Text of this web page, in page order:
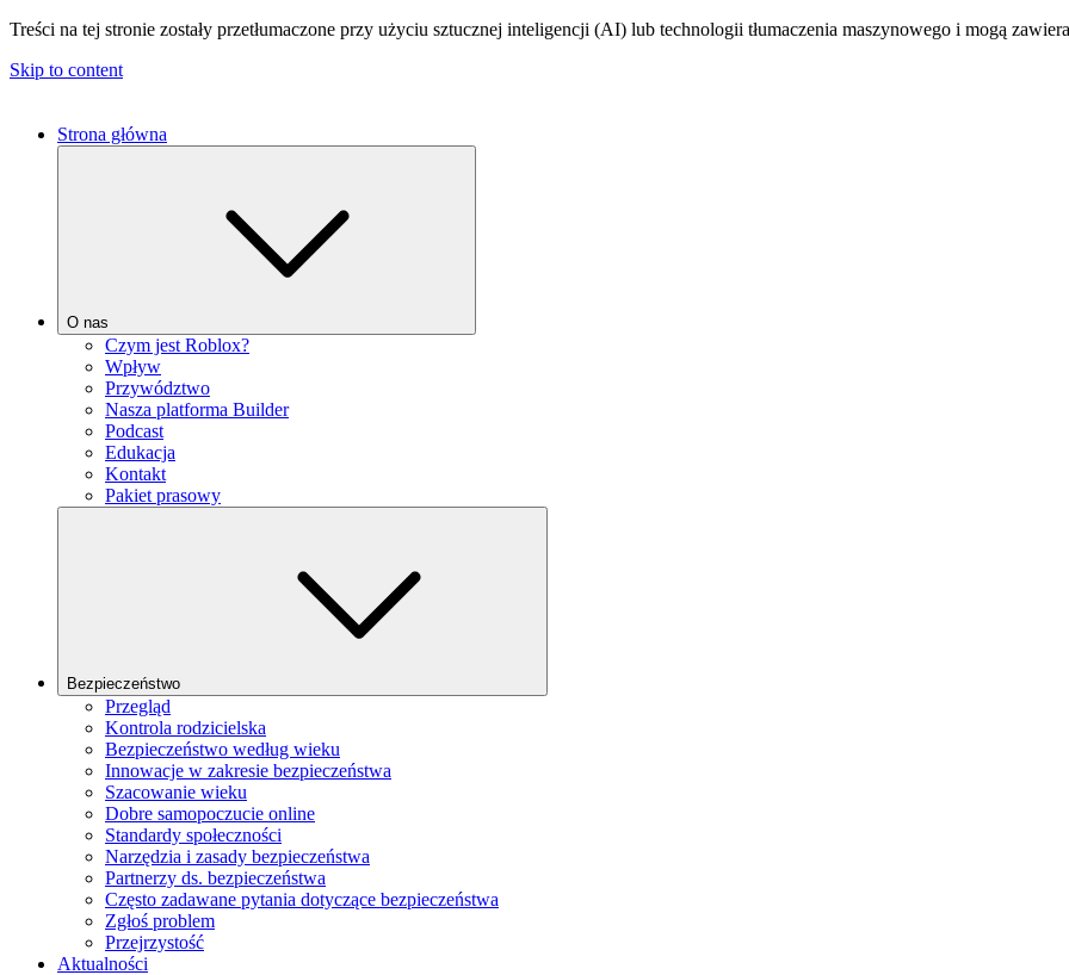
Treści na tej stronie zostały przetłumaczone przy użyciu sztucznej inteligencji (AI) lub technologii tłumaczenia maszynowego i mogą
Skip to content
Strona główna
O nas
Czym jest Roblox?
Wpływ
Przywództwo
Nasza platforma Builder
Podcast
Edukacja
Kontakt
Pakiet prasowy
Bezpieczeństwo
Przegląd
Kontrola rodzicielska
Bezpieczeństwo według wieku
Innowacje w zakresie bezpieczeństwa
Szacowanie wieku
Dobre samopoczucie online
Standardy społeczności
Narzędzia i zasady bezpieczeństwa
Partnerzy ds. bezpieczeństwa
Często zadawane pytania dotyczące bezpieczeństwa
Zgłoś problem
Przejrzystość
Aktualności